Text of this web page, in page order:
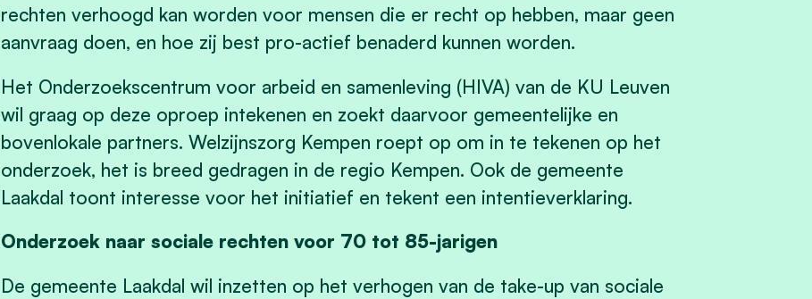
rechten verhoogd kan worden voor mensen die er recht op hebben, maar geen
aanvraag doen, en hoe zij best pro-actief benaderd kunnen worden.
Het Onderzoekscentrum voor arbeid en samenleving (HIVA) van de KU Leuven
wil graag op deze oproep intekenen en zoekt daarvoor gemeentelijke en
bovenlokale partners. Welzijnszorg Kempen roept op om in te tekenen op het
onderzoek, het is breed gedragen in de regio Kempen. Ook de gemeente
Laakdal toont interesse voor het initiatief en tekent een intentieverklaring.
Onderzoek naar sociale rechten voor 70 tot 85-jarigen
De gemeente Laakdal wil inzetten op het verhogen van de take-up van sociale